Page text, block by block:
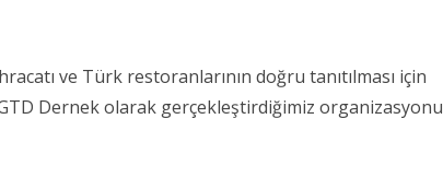
ve Türk restoranlarının doğru tanıtılması için
Dernek olarak gerçekleştirdiğimiz organizasyonu